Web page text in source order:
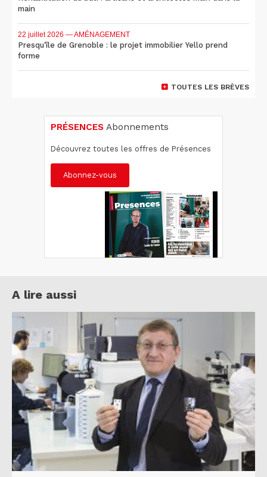
main
22 juillet 2026 — AMÉNAGEMENT
Presqu'île de Grenoble : le projet immobilier Yello prend
forme
TOUTES LES BRÈVES
PRÉSENCES Abonnements
Découvrez toutes les offres de Présences
Abonnez-vous
A lire aussi